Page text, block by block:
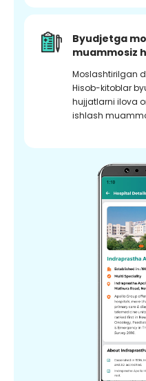
Byudjetga
muammosiz
Moslashtirilgan
Hisob-kitoblar
hujjatlarni ilova
ishlash